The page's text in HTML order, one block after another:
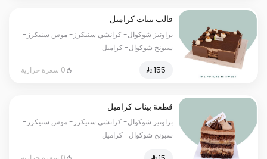
قالب بينات كراميل
براونيز شوكوال- كرانشي سنيكرز- موس سنيكرز-
سبونج شوكوال- كراميل
0 سعرة حرارية
قطعة بينات كراميل
براونيز شوكوال- كرانشي سنيكرز- موس سنيكرز-
سبونج شوكوال- كراميل